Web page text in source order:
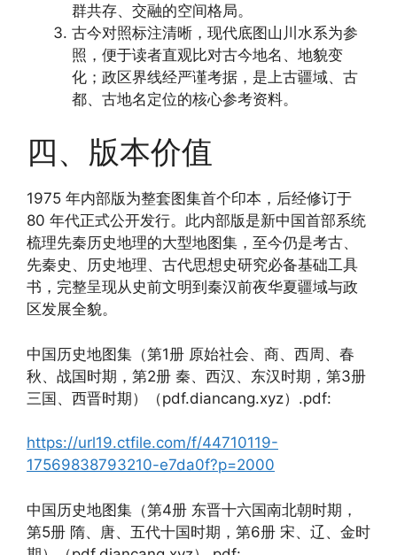
群共存、交融的空间格局。
古今对照标注清晰，现代底图山川水系为参
照，便于读者直观比对古今地名、地貌变
化；政区界线经严谨考据，是上古疆域、古
都、古地名定位的核心参考资料。
四、版本价值
1975 年内部版为整套图集首个印本，后经修订于
80 年代正式公开发行。此内部版是新中国首部系统
梳理先秦历史地理的大型地图集，至今仍是考古、
先秦史、历史地理、古代思想史研究必备基础工具
书，完整呈现从史前文明到秦汉前夜华夏疆域与政
区发展全貌。
中国历史地图集（第1册 原始社会、商、西周、春
秋、战国时期，第2册 秦、西汉、东汉时期，第3册
三国、西晋时期）（pdf.diancang.xyz）.pdf:
https://url19.ctfile.com/f/44710119-
17569838793210-e7da0f?p=2000
中国历史地图集（第4册 东晋十六国南北朝时期，
第5册 隋、唐、五代十国时期，第6册 宋、辽、金时